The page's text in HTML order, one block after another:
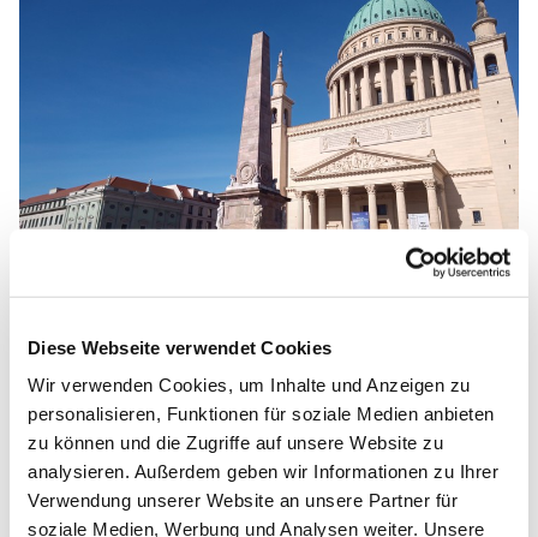
Diese Webseite verwendet Cookies
Wir verwenden Cookies, um Inhalte und Anzeigen zu
personalisieren, Funktionen für soziale Medien anbieten
zu können und die Zugriffe auf unsere Website zu
analysieren. Außerdem geben wir Informationen zu Ihrer
Verwendung unserer Website an unsere Partner für
soziale Medien, Werbung und Analysen weiter. Unsere
© Eva Fischer
Herzlich willkommen am Freitag vor der Wahl des
Potsdamer Oberbürgermeisters oder der
Oberbürgermeisterin zur Gesprächsrunde zur
Vorstellung der Kandidaten und der Kandidatin.